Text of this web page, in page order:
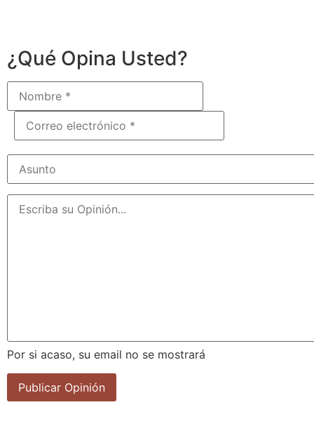
¿Qué Opina Usted?
Por si acaso, su email no se mostrará